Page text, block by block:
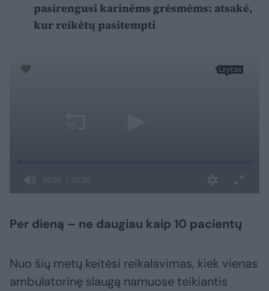
pasirengusi karinėms grėsmėms: atsakė,
kur reikėtų pasitempti
Per dieną – ne daugiau kaip 10 pacientų
Nuo šių metų keitėsi reikalavimas, kiek vienas
ambulatorinę slaugą namuose teikiantis